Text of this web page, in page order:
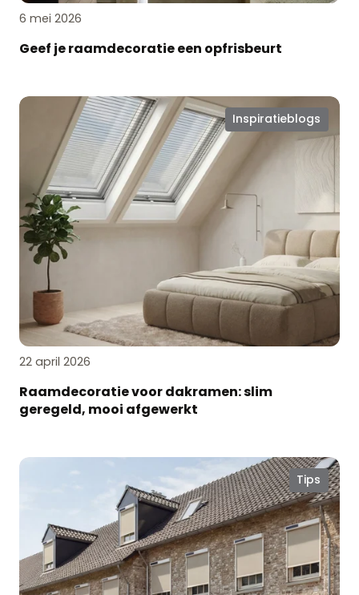
6 mei 2026
Geef je raamdecoratie een opfrisbeurt
Inspiratieblogs
22 april 2026
Raamdecoratie voor dakramen: slim
geregeld, mooi afgewerkt
Raamdecoratie
dakramen:
geregeld,
mooi
afgewerkt
Tips
Lekker
voor
horren
en
screens!